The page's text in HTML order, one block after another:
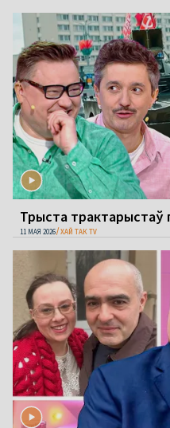
Трыста трактарыстаў
11 МАЯ 2026 ХАЙ ТАК TV